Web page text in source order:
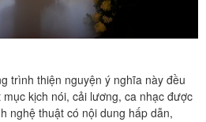
trình thiện nguyện ý nghĩa này đều
kịch nói, cải lương, ca nhạc được
nghệ thuật có nội dung hấp dẫn,